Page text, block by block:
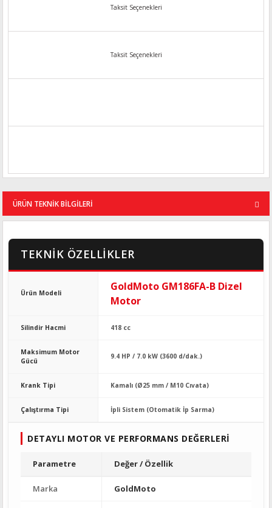
Taksit Seçenekleri
Taksit Seçenekleri
ÜRÜN TEKNİK BİLGİLERİ
TEKNİK ÖZELLİKLER
Ürün Modeli
GoldMoto GM186FA-B Dizel
Motor
Silindir Hacmi 418 cc
Maksimum Motor
Gücü
9.4 HP / 7.0 kW (3600 d/dak.)
Krank Tipi Kamalı (Ø25 mm / M10 Cıvata)
Çalıştırma Tipi İpli Sistem (Otomatik İp Sarma)
DETAYLI MOTOR VE PERFORMANS DEĞERLERI
Parametre Değer / Özellik
Marka GoldMoto